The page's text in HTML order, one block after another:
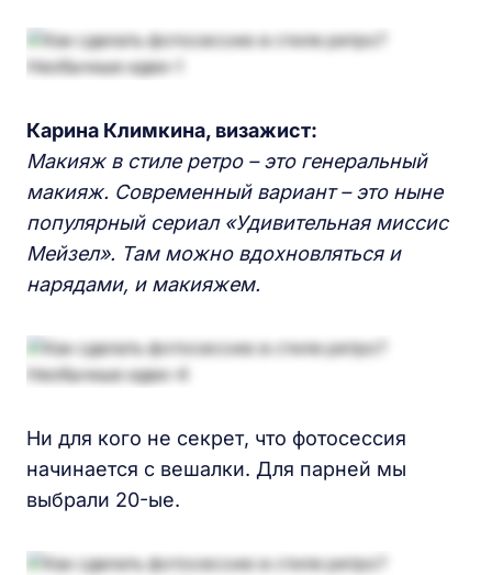
Карина Климкина, визажист:
Макияж в стиле ретро – это генеральный
макияж. Современный вариант–это ныне
популярный сериал «Удивительная миссис
Мейзел». Там можно вдохновляться и
нарядами, и макияжем.
Ни для кого не секрет, что фотосессия
начинается с вешалки. Для парней мы
выбрали 20-ые.